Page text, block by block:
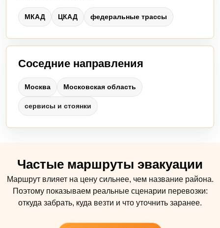
МКАД ЦКАД федеральные трассы
Соседние направления
Москва Московская область
сервисы и стоянки
Частые маршруты эвакуации
Маршрут влияет на цену сильнее, чем название района.
Поэтому показываем реальные сценарии перевозки:
откуда забрать, куда везти и что уточнить заранее.